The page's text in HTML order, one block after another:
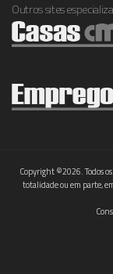
Outros sites
Copyright ©2026. Todos
totalidade ou em parte,